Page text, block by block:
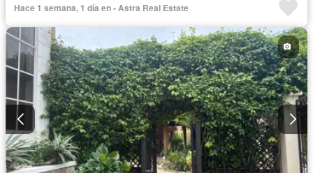
Ascensor
Gas natural Vista panorámica
Seguridad
Hace 1 semana, 1 día en - Astra Real Estate